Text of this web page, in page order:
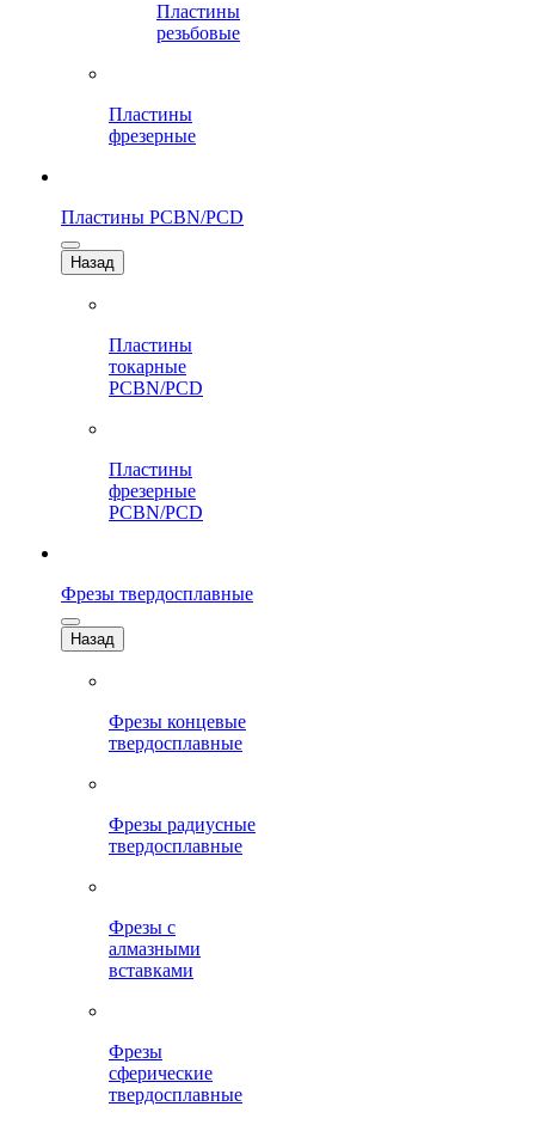
Пластины
резьбовые
Пластины
фрезерные
Пластины PCBN/PCD
Назад
Пластины
токарные
PCBN/PCD
Пластины
фрезерные
PCBN/PCD
Фрезы твердосплавные
Назад
Фрезы концевые
твердосплавные
Фрезы радиусные
твердосплавные
Фрезы с
алмазными
вставками
Фрезы
сферические
твердосплавные